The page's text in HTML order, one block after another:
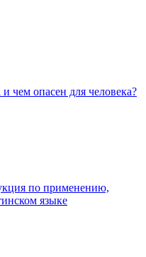
чем опасен для человека?
по применению,
языке